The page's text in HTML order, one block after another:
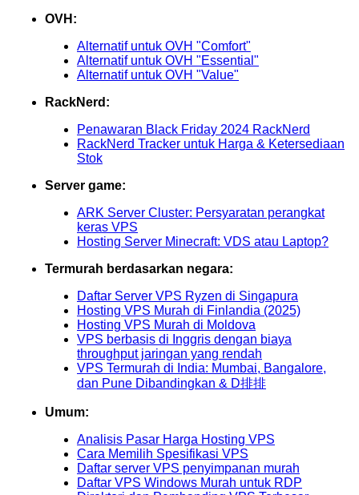
OVH:
Alternatif untuk OVH "Comfort"
Alternatif untuk OVH "Essential"
Alternatif untuk OVH "Value"
RackNerd:
Penawaran Black Friday 2024 RackNerd
RackNerd Tracker untuk Harga & Ketersediaan
Stok
Server game:
ARK Server Cluster: Persyaratan perangkat
keras VPS
Hosting Server Minecraft: VDS atau Laptop?
Termurah berdasarkan negara:
Daftar Server VPS Ryzen di Singapura
Hosting VPS Murah di Finlandia (2025)
Hosting VPS Murah di Moldova
VPS berbasis di Inggris dengan biaya
throughput jaringan yang rendah
VPS Termurah di India: Mumbai, Bangalore,
dan Pune Dibandingkan & D排排
Umum:
Analisis Pasar Harga Hosting VPS
Cara Memilih Spesifikasi VPS
Daftar server VPS penyimpanan murah
Daftar VPS Windows Murah untuk RDP